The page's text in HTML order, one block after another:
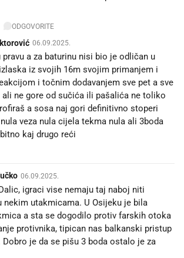
ODGOVORITE
06.09.2025.
a za baturinu nisi bio je odličan u
iz svojih 16m svojim primanjem i
i točnim dodavanjem sve pet a sve
ali ne gore od sučića ili pašalića ne toliko
a sosa naj gori definitivno stoperi
veza nula cijela tekma nula ali 3boda
kaj drugo reći
06.09.2025.
igraci vise nemaju taj naboj niti
nekim utakmicama. U Osijeku je bila
a sta se dogodilo protiv farskih otoka
protivnika, tipican nas balkanski pristup
je da se pišu 3 boda ostalo je za